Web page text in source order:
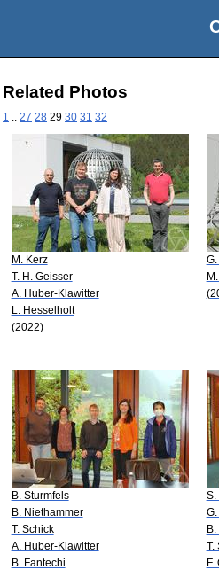
Related Photos
1 27 28 29 30 31 32
M. Kerz
T. H. Geisser
A. Huber-Klawitter
L. Hesselholt
(2022)
B. Sturmfels
B. Niethammer
T. Schick
A. Huber-Klawitter
B. Fantechi
S.
T.
F.